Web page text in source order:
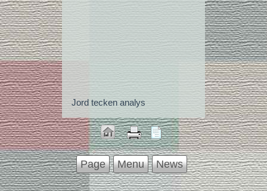
Jord tecken analys
Page Menu News